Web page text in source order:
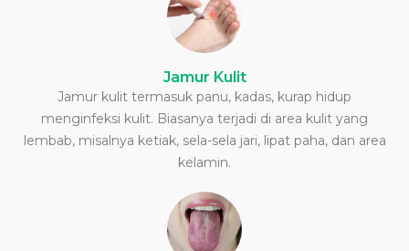
Jamur Kulit
Jamur kulit termasuk panu, kadas, kurap hidup
menginfeksi kulit. Biasanya terjadi di area kulit yang
lembab, misalnya ketiak, sela-sela jari, lipat paha, dan area
kelamin.